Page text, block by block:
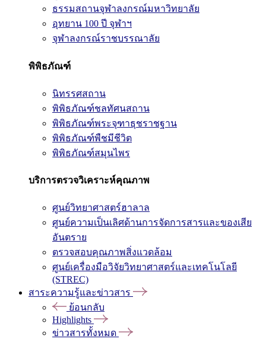
ธรรมสถานจุฬาลงกรณ์มหาวิทยาลัย
อุทยาน 100 ปี จุฬาฯ
จุฬาลงกรณ์ราชบรรณาลัย
พิพิธภัณฑ์
นิทรรศสถาน
พิพิธภัณฑ์ชลทัศนสถาน
พิพิธภัณฑ์พระจุฑาธุชราชฐาน
พิพิธภัณฑ์พืชมีชีวิต
พิพิธภัณฑ์สมุนไพร
บริการตรวจวิเคราะห์คุณภาพ
ศูนย์วิทยาศาสตร์ฮาลาล
ศูนย์ความเป็นเลิศด้านการจัดการสารและของเสีย
อันตราย
ตรวจสอบคุณภาพสิ่งแวดล้อม
ศูนย์เครื่องมือวิจัยวิทยาศาสตร์และเทคโนโลยี
(STREC)
สาระความรู้และข่าวสาร
ย้อนกลับ
Highlights
ข่าวสารทั้งหมด